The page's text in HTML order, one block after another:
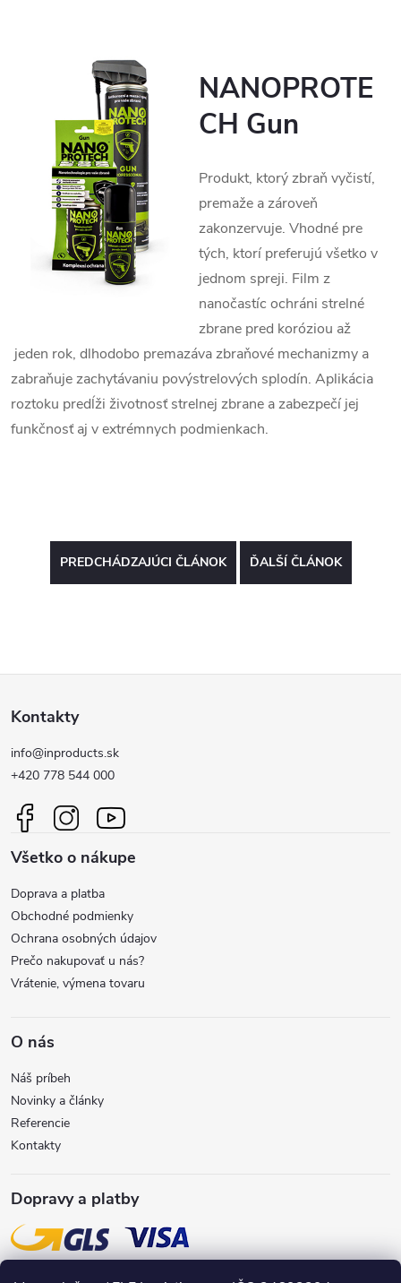
NANOPROTE
CH Gun
Produkt, ktorý zbraň vyčistí,
premaže a zároveň
zakonzervuje. Vhodné pre
tých, ktorí preferujú všetko v
jednom spreji. Film z
nanočastíc ochráni strelné
zbrane pred koróziou až
jeden rok, dlhodobo premazáva zbraňové mechanizmy a
zabraňuje zachytávaniu povýstrelových splodín. Aplikácia
roztoku predĺži životnosť strelnej zbrane a zabezpečí jej
funkčnosť aj v extrémnych podmienkach.
PREDCHÁDZAJÚCI ČLÁNOK ĎALŠÍ ČLÁNOK
á
p
ä
e
Kontakty
info@inproducts.sk
+420 778 544 000
Všetko o nákupe
Doprava a platba
Obchodné podmienky
Ochrana osobných údajov
Prečo nakupovať u nás?
Vrátenie, výmena tovaru
O nás
Náš príbeh
Novinky a články
Referencie
Kontakty
Dopravy a platby